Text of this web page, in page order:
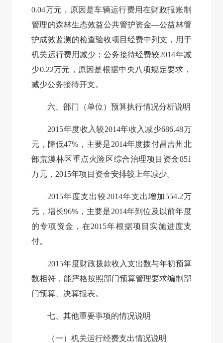
0.04万元，原因是车辆运行费用在财政报账制
管理的森林生态效益公共管护资金—公益林管
护成效监测的检查验收项目经费中列支，用于
机关运行费用减少；公务接待经费较2014年减
少0.22万元，原因是根据中央八项规定要求，
减少公务接待开支。
六、部门（单位）预算执行情况分析说明
2015年度收入较2014年收入减少686.48万
元，降低47% ，主要是2014年度拨付昌吉州北
部荒漠林区重点火险区综合治理项目资金851
万元， 2015年项目资金安排较上年减少。
2015年度支出较2014年支出增加554.2万
元，增长96% ，主要是2014年到位及以前年度
的专项资金，在2015年根据项目实施进度支
付。
2015年度财政拨款收入支出数与年初预算
数相符，能严格按照部门预算管理要求编制部
门预算、决算报表。
七、其他重要事项的情况说明
（一）机关运行经费支出情况说明